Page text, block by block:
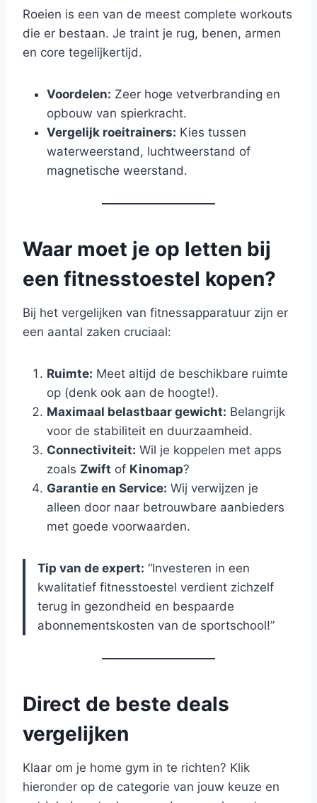
Roeien is een van de meest complete workouts
die er bestaan. Je traint je rug, benen, armen
en core tegelijkertijd.
Voordelen: Zeer hoge vetverbranding en
opbouw van spierkracht.
Vergelijk roeitrainers: Kies tussen
waterweerstand, luchtweerstand of
magnetische weerstand.
Waar moet je op letten bij
een fitnesstoestel kopen?
Bij het vergelijken van fitnessapparatuur zijn er
een aantal zaken cruciaal:
Ruimte: Meet altijd de beschikbare ruimte
op (denk ook aan de hoogte!).
Maximaal belastbaar gewicht: Belangrijk
voor de stabiliteit en duurzaamheid.
Connectiviteit: Wil je koppelen met apps
zoals Zwift of Kinomap?
Garantie en Service: Wij verwijzen je
alleen door naar betrouwbare aanbieders
met goede voorwaarden.
Tip van de expert: “Investeren in een
kwalitatief fitnesstoestel verdient zichzelf
terug in gezondheid en bespaarde
abonnementskosten van de sportschool!”
Direct de beste deals
vergelijken
Klaar om je home gym in te richten? Klik
hieronder op de categorie van jouw keuze en